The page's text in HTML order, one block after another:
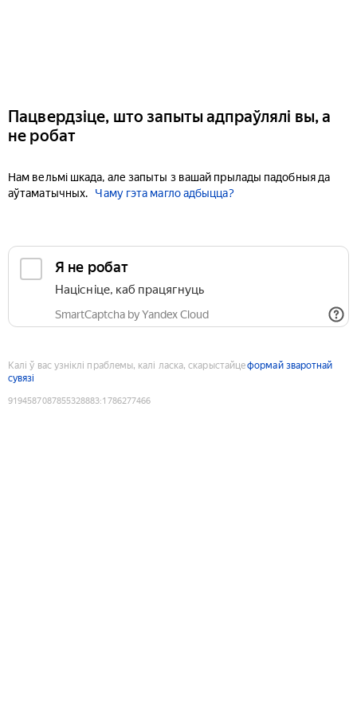
Пацвердзіце, што запыты адпраўлялі вы, а
не робат
Нам вельмі шкада, але запыты з вашай прылады падобныя да
аўтаматычных.
Чаму гэта магло адбыцца?
Я не робат
Націсніце, каб працягнуць
SmartCaptcha by Yandex Cloud
Калі ў вас узніклі праблемы, калі ласка, скарыстайцеформай зваротнай
сувязі
9194587087855328883:1786277466